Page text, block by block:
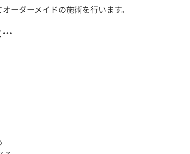
ーダーメイドの施術を行います。
…